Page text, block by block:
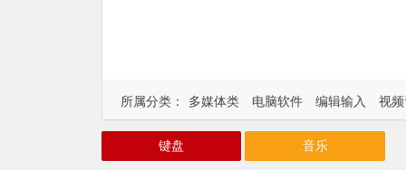
所属分类： 多媒体类 电脑软件 编辑输入 视
键盘 音乐